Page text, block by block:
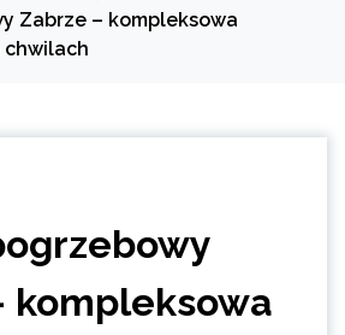
Zabrze – kompleksowa
chwilach
kompleksowa